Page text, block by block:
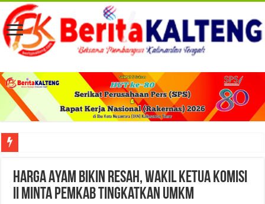
Harga Ayam Bikin Resah, Wakil Ketua Komisi
II Minta Pemkab Tingkatkan UMKM